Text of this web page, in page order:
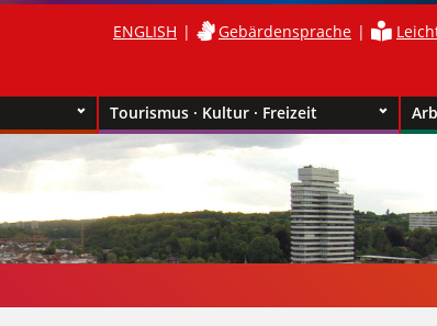
ENGLISH Gebärdensprache
Tourismus · Kultur · Freizeit